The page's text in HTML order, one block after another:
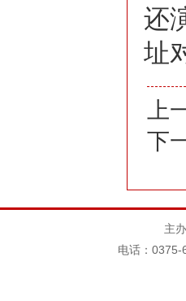
还
址
上
下
主
电话：